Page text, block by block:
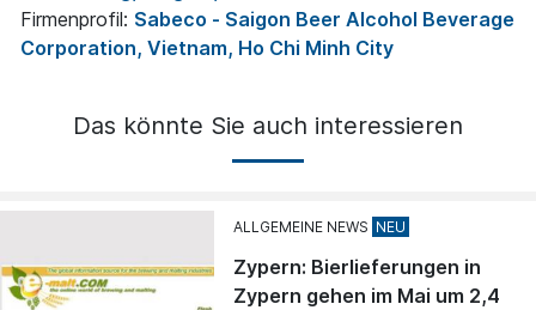
Firmenprofil: Sabeco - Saigon Beer Alcohol Beverage
Corporation, Vietnam, Ho Chi Minh City
Das könnte Sie auch interessieren
ALLGEMEINE NEWS
Zypern: Bierlieferungen in
Zypern gehen im Mai um 2,4